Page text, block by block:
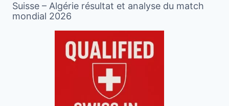
Suisse – Algérie résultat et analyse du match
mondial 2026